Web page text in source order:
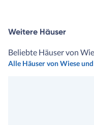
Weitere Häuser
Beliebte Häuser von
Alle Häuser von Wiese